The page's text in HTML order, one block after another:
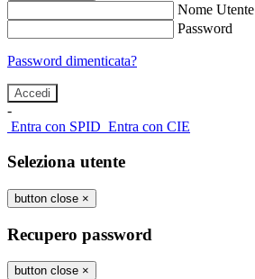
Nome Utente
Password
Password dimenticata?
-
Entra con SPID Entra con CIE
Seleziona utente
button close ×
Recupero password
button close ×